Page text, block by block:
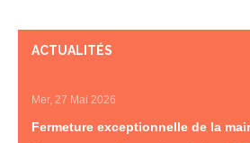
ACTUALITÉS
Mer, 27 Mai 2026
Fermeture exceptionnelle de la